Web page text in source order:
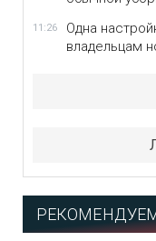
11:26
Одна
владельцам